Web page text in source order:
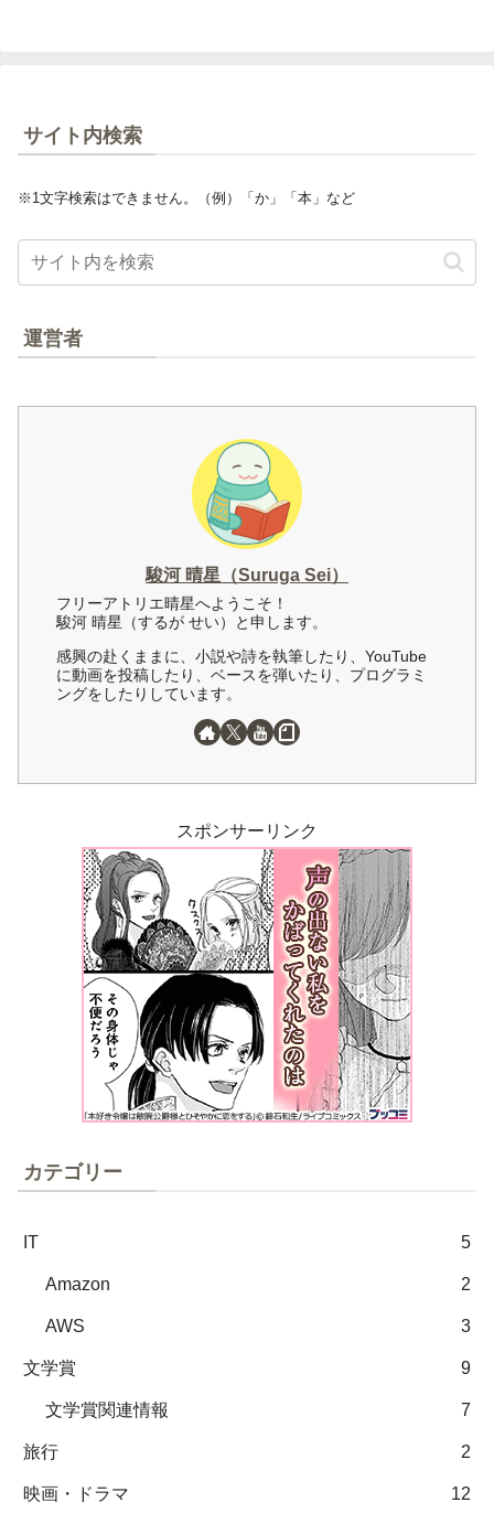
サイト内検索
※1文字検索はできません。（例）「か」「本」など
運営者
駿河 晴星（Suruga Sei）
フリーアトリエ晴星へようこそ！
駿河 晴星（するが せい）と申します。
感興の赴くままに、小説や詩を執筆したり、YouTube
に動画を投稿したり、ベースを弾いたり、プログラミ
ングをしたりしています。
スポンサーリンク
カテゴリー
IT 5
Amazon 2
AWS 3
文学賞 9
文学賞関連情報 7
旅行 2
映画・ドラマ 12